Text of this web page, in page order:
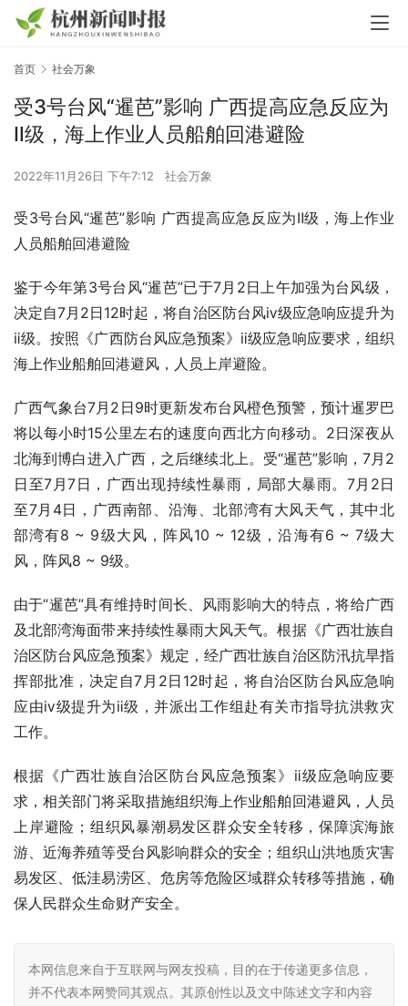
首页 社会万象
受3号台风“暹芭”影响 广西提高应急反应为
Ⅱ级，海上作业人员船舶回港避险
2022年11月26日 下午7:12 社会万象
受3号台风“暹芭”影响 广西提高应急反应为Ⅱ级，海上作业
人员船舶回港避险
鉴于今年第3号台风“暹芭”已于7月2日上午加强为台风级，
决定自7月2日12时起，将自治区防台风ⅳ级应急响应提升为
ⅱ级。按照《广西防台风应急预案》ⅱ级应急响应要求，组织
海上作业船舶回港避风，人员上岸避险。
广西气象台7月2日9时更新发布台风橙色预警，预计暹罗巴
将以每小时15公里左右的速度向西北方向移动。2日深夜从
北海到博白进入广西，之后继续北上。受“暹芭”影响，7月2
日至7月7日，广西出现持续性暴雨，局部大暴雨。7月2日
至7月4日，广西南部、沿海、北部湾有大风天气，其中北
部湾有8 ~ 9级大风，阵风10 ~ 12级，沿海有6 ~ 7级大
风，阵风8 ~ 9级。
由于“暹芭”具有维持时间长、风雨影响大的特点，将给广西
及北部湾海面带来持续性暴雨大风天气。根据《广西壮族自
治区防台风应急预案》规定，经广西壮族自治区防汛抗旱指
挥部批准，决定自7月2日12时起，将自治区防台风应急响
应由ⅳ级提升为ⅱ级，并派出工作组赴有关市指导抗洪救灾
工作。
根据《广西壮族自治区防台风应急预案》ⅱ级应急响应要
求，相关部门将采取措施组织海上作业船舶回港避风，人员
上岸避险；组织风暴潮易发区群众安全转移，保障滨海旅
游、近海养殖等受台风影响群众的安全；组织山洪地质灾害
易发区、低洼易涝区、危房等危险区域群众转移等措施，确
保人民群众生命财产安全。
本网信息来自于互联网与网友投稿，目的在于传递更多信息，
并不代表本网赞同其观点。其原创性以及文中陈述文字和内容